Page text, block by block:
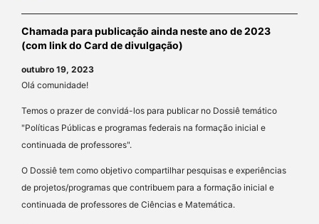
Chamada para publicação ainda neste ano de 2023
(com link do Card de divulgação)
outubro 19, 2023
Olá comunidade!
Temos o prazer de convidá-los para publicar no Dossiê temático
"Políticas Públicas e programas federais na formação inicial e
continuada de professores".
O Dossiê tem como objetivo compartilhar pesquisas e experiências
de projetos/programas que contribuem para a formação inicial e
continuada de professores de Ciências e Matemática.